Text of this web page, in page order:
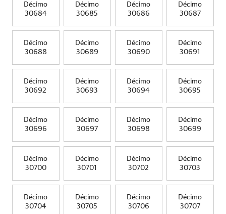
Décimo
30684
Décimo
30685
Décimo
30686
Décimo
30687
Décimo
30688
Décimo
30689
Décimo
30690
Décimo
30691
Décimo
30692
Décimo
30693
Décimo
30694
Décimo
30695
Décimo
30696
Décimo
30697
Décimo
30698
Décimo
30699
Décimo
30700
Décimo
30701
Décimo
30702
Décimo
30703
Décimo
30704
Décimo
30705
Décimo
30706
Décimo
30707